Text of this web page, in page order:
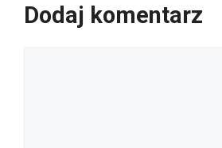
Dodaj komentarz